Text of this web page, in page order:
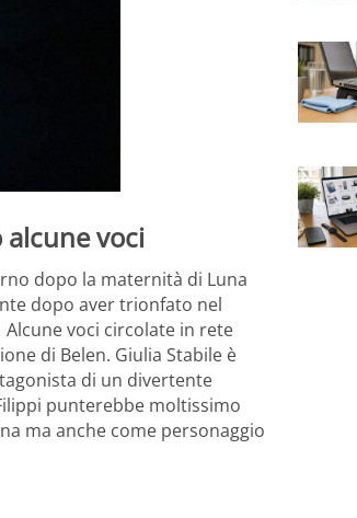
alcune voci
dopo la maternità di Luna
dopo aver trionfato nel
voci circolate in rete
di Belen. Giulia Stabile è
di un divertente
punterebbe moltissimo
ma anche come personaggio